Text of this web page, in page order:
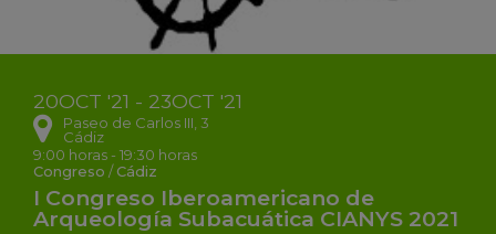
20OCT '21 - 23OCT '21
Paseo de Carlos III, 3
Cádiz
9:00 horas - 19:30 horas
Congreso / Cádiz
I Congreso Iberoamericano de
Arqueología Subacuática CIANYS 2021